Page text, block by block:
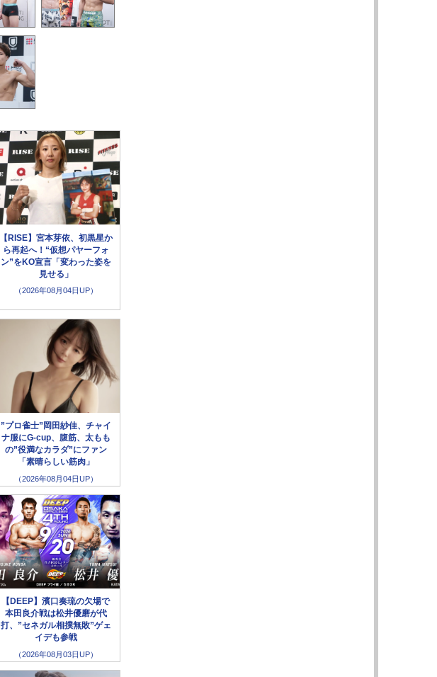
【RISE】宮本芽依、初黒星か
ら再起へ！“仮想パヤーフォ
ン”をKO宣言「変わった姿を
見せる」
（2026年08月04日UP）
”プロ雀士”岡田紗佳、チャイ
ナ服にG-cup、腹筋、太もも
の”役満なカラダ”にファン
「素晴らしい筋肉」
（2026年08月04日UP）
【DEEP】濱口奏琉の欠場で
本田良介戦は松井優磨が代
打、”セネガル相撲無敗”ゲェ
イデも参戦
（2026年08月03日UP）